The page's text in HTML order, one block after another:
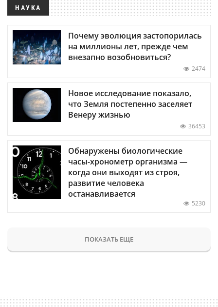
НАУКА
Почему эволюция застопорилась
на миллионы лет, прежде чем
внезапно возобновиться?
2474
Новое исследование показало,
что Земля постепенно заселяет
Венеру жизнью
36453
Обнаружены биологические
часы-хронометр организма —
когда они выходят из строя,
развитие человека
останавливается
5230
ПОКАЗАТЬ ЕЩЕ